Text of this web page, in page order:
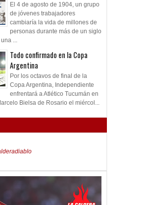
El 4 de agosto de 1904, un grupo
de jóvenes trabajadores
cambiaría la vida de millones de
personas durante más de un siglo
...
Todo confirmado en la Copa
Argentina
Por los octavos de final de la
Copa Argentina, Independiente
enfrentará a Atlético Tucumán en
Bielsa de Rosario el miércol...